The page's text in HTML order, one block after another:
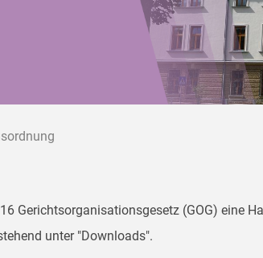
Gerichtsorganisationsgesetz (GOG) eine
unter "Downloads".